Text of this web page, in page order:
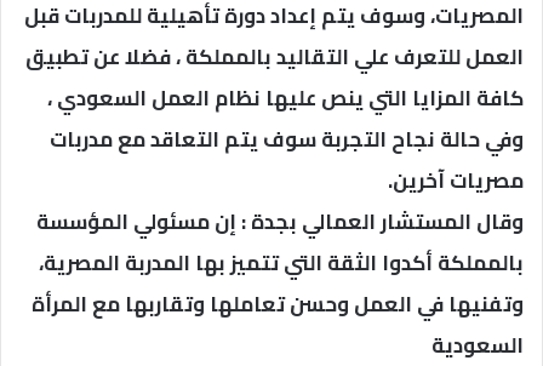
المصريات، وسوف يتم إعداد دورة تأهيلية للمدربات قبل
العمل للتعرف علي التقاليد بالمملكة ، فضلا عن تطبيق
كافة المزايا التي ينص عليها نظام العمل السعودي ،
وفي حالة نجاح التجربة سوف يتم التعاقد مع مدربات
مصريات آخرين.
وقال المستشار العمالي بجدة : إن مسئولي المؤسسة
بالمملكة أكدوا الثقة التي تتميز بها المدربة المصرية،
وتفنيها في العمل وحسن تعاملها وتقاربها مع المرأة
السعودية